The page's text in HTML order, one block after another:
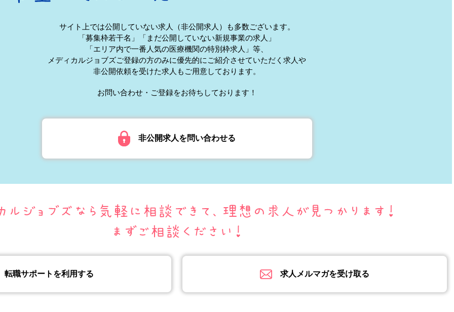
サイト上では公開していない求人（非公開求人）も多数ございます。
「募集枠若干名」「まだ公開していない新規事業の求人」
「エリア内で一番人気の医療機関の特別枠求人」等、
メディカルジョブズご登録の方のみに優先的にご紹介させていただく求人や
非公開依頼を受けた求人もご用意しております。
お問い合わせ・ご登録をお待ちしております！
非公開求人を問い合わせる
転職サポートを利用する 求人メルマガを受け取る